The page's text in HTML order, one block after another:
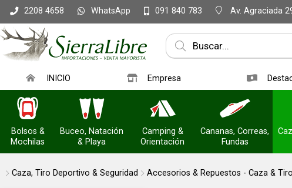
2208 4658 WhatsApp 091 840 783 Av. Agraciada
INICIO Empresa
Bolsos &
Mochilas
Buceo, Natación
& Playa
Camping &
Orientación
Cananas, Correas,
Fundas
Caza, Tiro Deportivo & Seguridad Accesorios & Repuestos - Caza & Tiro